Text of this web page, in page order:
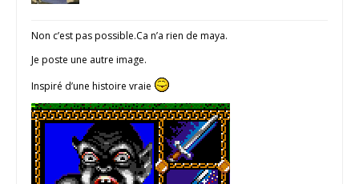
Non c’est pas possible.Ca n’a rien de maya.
Je poste une autre image.
Inspiré d’une histoire vraie